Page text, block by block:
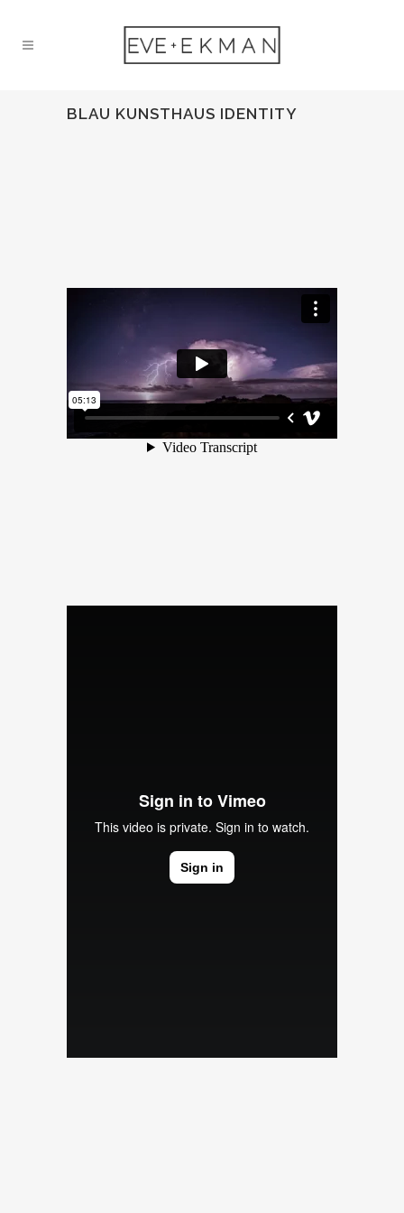
BLAU KUNSTHAUS IDENTITY